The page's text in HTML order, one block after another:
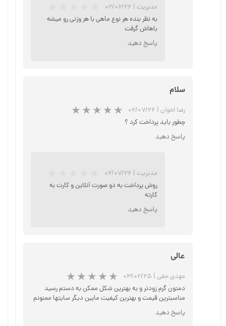
★★★
مدیریت | ۰۲/۰۶/۲۶
★★★★★
به نظر بنده هر نوع ماهی با هر وزنی رو میشه
باهاش گرفت
پاسخ دهید
سلام
رضا اخوان | ۰۲/۰۷/۲۶
چطور باید پرداخت کرد ؟
پاسخ دهید
مدیریت | ۰۲/۰۷/۲۶
روش پرداخت به دو صورت آنلاین و کارت به
کارته
پاسخ دهید
عالی
مهدی حقی | ۰۳/۰۲/۲۵
دمتون گرم زودتر و به بهترین شکل ممکن به دستم رسید
مناسبترین قیمت و بهترین کیفیت مابین دیگر سایتها ممنونم
پاسخ دهید